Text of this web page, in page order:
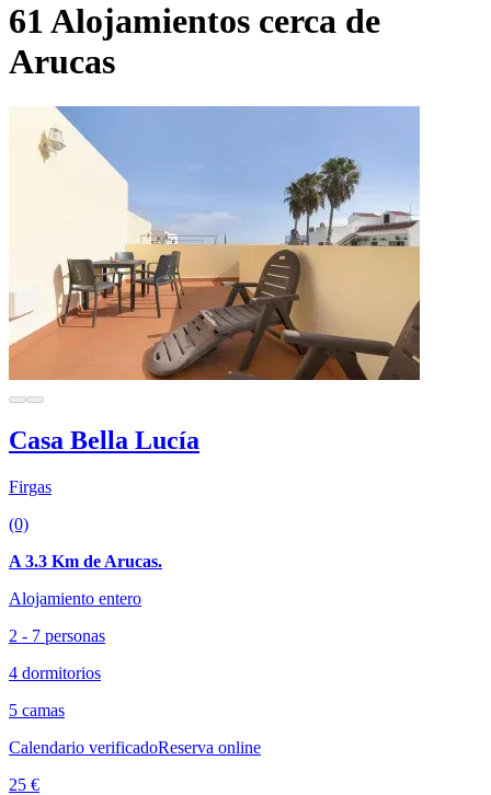
61 Alojamientos cerca de
Arucas
Casa Bella Lucía
Firgas
(0)
A 3.3 Km de Arucas.
Alojamiento entero
2 - 7 personas
4 dormitorios
5 camas
Calendario verificadoReserva online
25 €